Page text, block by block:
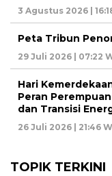
3 Agustus 2026 |
Peta Tribun
29 Juli 2026 | 07:22
Hari
Peran
dan Transisi
26 Juli 2026 | 21:46
TOPIK TERKINI